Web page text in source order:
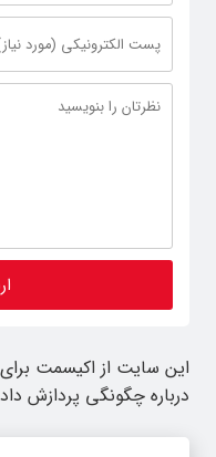
این سایت از اکیسمت
درباره چگونگی پردازش